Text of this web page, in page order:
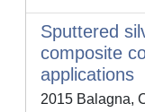
Sputtered
composite
applications
2015 Balagna,